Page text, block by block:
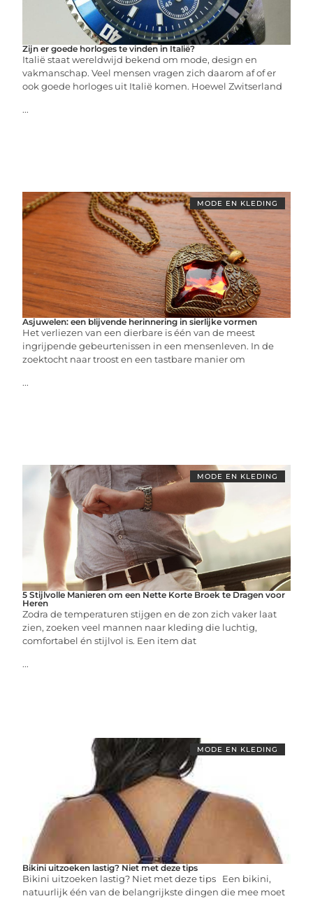
Zijn er goede horloges te vinden in Italië?
Italië staat wereldwijd bekend om mode, design en
vakmanschap. Veel mensen vragen zich daarom af of er
ook goede horloges uit Italië komen. Hoewel Zwitserland
...
MODE EN KLEDING
Asjuwelen: een blijvende herinnering in sierlijke vormen
Het verliezen van een dierbare is één van de meest
ingrijpende gebeurtenissen in een mensenleven. In de
zoektocht naar troost en een tastbare manier om
...
MODE EN KLEDING
5 Stijlvolle Manieren om een Nette Korte Broek te Dragen voor
Heren
Zodra de temperaturen stijgen en de zon zich vaker laat
zien, zoeken veel mannen naar kleding die luchtig,
comfortabel én stijlvol is. Een item dat
...
MODE EN KLEDING
Bikini uitzoeken lastig? Niet met deze tips
Bikini uitzoeken lastig? Niet met deze tips Een bikini,
natuurlijk één van de belangrijkste dingen die mee moet